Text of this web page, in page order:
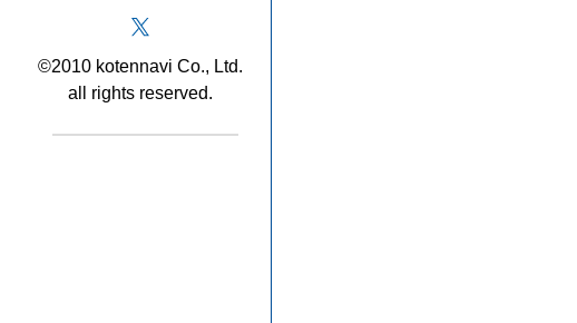
©2010 kotennavi Co., Ltd.
all rights reserved.